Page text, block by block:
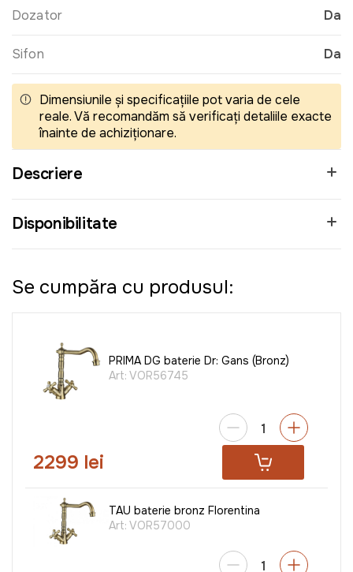
Dozator Da
Sifon Da
Dimensiunile și specificațiile pot varia de cele
reale. Vă recomandăm să verificați detaliile exacte
înainte de achiziționare.
Descriere
Disponibilitate
Se cumpăra cu produsul:
PRIMA DG baterie Dr: Gans (Bronz)
Art: VOR56745
2299 lei
TAU baterie bronz Florentina
Art: VOR57000